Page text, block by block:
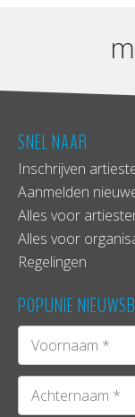
SNEL NAAR
Inschrijven
Aanmelden
Alles voor
Alles voor
Regelingen
POPUNIE